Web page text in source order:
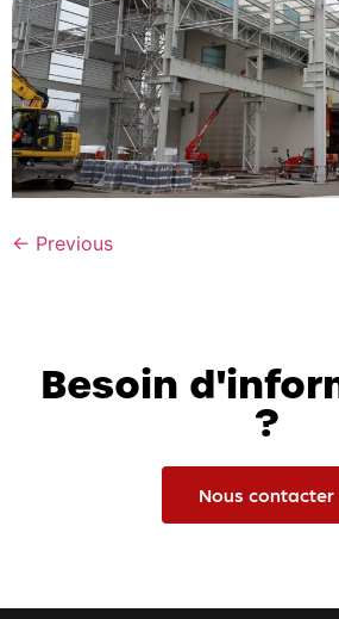
← Previous
Besoin
?
Nous contacter